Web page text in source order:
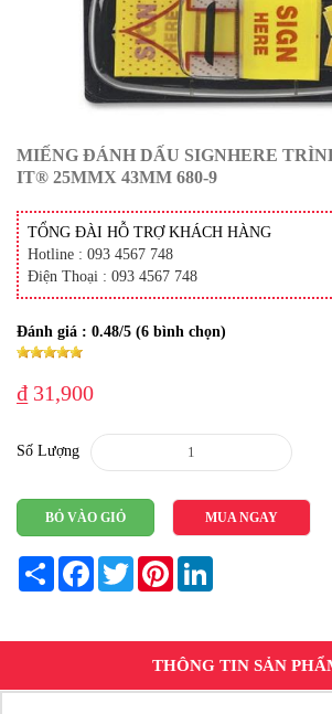
MIẾNG ĐÁNH DẤU SIGNHERE
IT® 25MMX 43MM 680-9
TỔNG ĐÀI HỖ TRỢ KHÁCH HÀNG
Hotline : 093 4567 748
Điện Thoại : 093 4567 748
Đánh giá : 0.48/5 (6 bình chọn)
₫ 31,900
Số Lượng
BỎ VÀO GIỎ MUA NGAY
Share FacebookTwitterPinterest
THÔNG TIN SẢN